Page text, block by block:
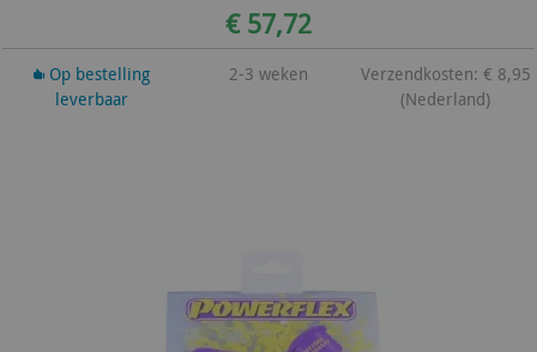
€ 57,72
Op bestelling
leverbaar
2-3 weken
Verzendkosten: € 8,95
(Nederland)